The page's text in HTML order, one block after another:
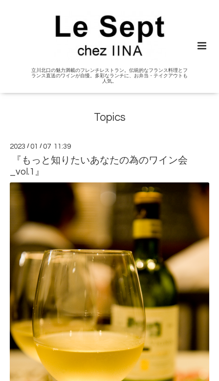
立川北口の魅力満載のフレンチレストラン。伝統的なフランス料理とフ
ランス直送のワインが自慢。多彩なランチに、お弁当・テイクアウトも
人気。
Topics
2023 /01 /07 11:39
『もっと知りたいあなたの為のワイン会
_vol.1』